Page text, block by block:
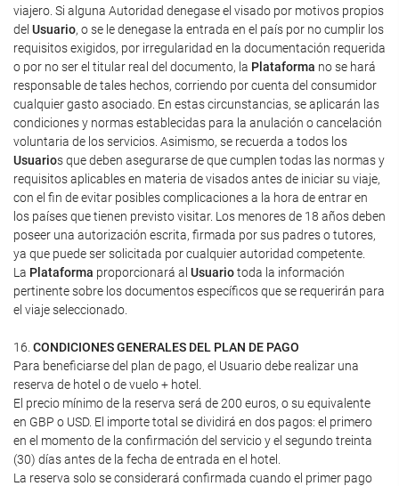
viajero. Si alguna Autoridad denegase el visado por motivos propios
del Usuario, o se le denegase la entrada en el país por no cumplir los
requisitos exigidos, por irregularidad en la documentación requerida
o por no ser el titular real del documento, la Plataforma no se hará
responsable de tales hechos, corriendo por cuenta del consumidor
cualquier gasto asociado. En estas circunstancias, se aplicarán las
condiciones y normas establecidas para la anulación o cancelación
voluntaria de los servicios. Asimismo, se recuerda a todos los
Usuarios que deben asegurarse de que cumplen todas las normas y
requisitos aplicables en materia de visados antes de iniciar su viaje,
con el fin de evitar posibles complicaciones a la hora de entrar en
los países que tienen previsto visitar. Los menores de 18 años deben
poseer una autorización escrita, firmada por sus padres o tutores,
ya que puede ser solicitada por cualquier autoridad competente.
La Plataforma proporcionará al Usuariotoda la información
pertinente sobre los documentos específicos que se requerirán para
el viaje seleccionado.
16. CONDICIONES GENERALES DEL PLAN DE PAGO
Para beneficiarse del plan de pago, el Usuario debe realizar una
reserva de hotel o de vuelo + hotel.
El precio mínimo de la reserva será de 200 euros, o su equivalente
en GBP o USD. El importe total se dividirá en dos pagos: el primero
en el momento de la confirmación del servicio y el segundo treinta
(30) días antes de la fecha de entrada en el hotel.
La reserva solo se considerará confirmada cuando el primer pago